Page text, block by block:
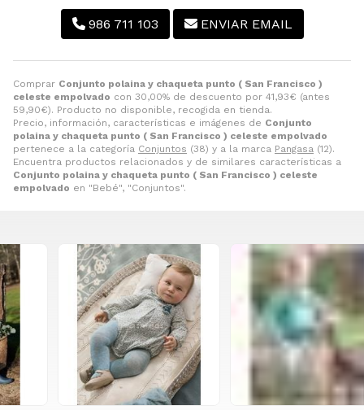
Comprar Conjunto polaina y chaqueta punto ( San Francisco )
celeste empolvado con 30,00% de descuento por 41,93€ (antes
59,90€). Producto no disponible, recogida en tienda.
Precio, información, características e imágenes de Conjunto
polaina y chaqueta punto ( San Francisco ) celeste empolvado
pertenece a la categoría Conjuntos (38) y a la marca Pangasa (12).
Encuentra productos relacionados y de similares características a
Conjunto polaina y chaqueta punto ( San Francisco ) celeste
empolvado en "Bebé", "Conjuntos".
986 711 103 ENVIAR EMAIL